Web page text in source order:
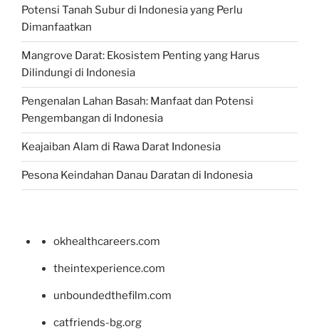
Potensi Tanah Subur di Indonesia yang Perlu
Dimanfaatkan
Mangrove Darat: Ekosistem Penting yang Harus
Dilindungi di Indonesia
Pengenalan Lahan Basah: Manfaat dan Potensi
Pengembangan di Indonesia
Keajaiban Alam di Rawa Darat Indonesia
Pesona Keindahan Danau Daratan di Indonesia
okhealthcareers.com
theintexperience.com
unboundedthefilm.com
catfriends-bg.org